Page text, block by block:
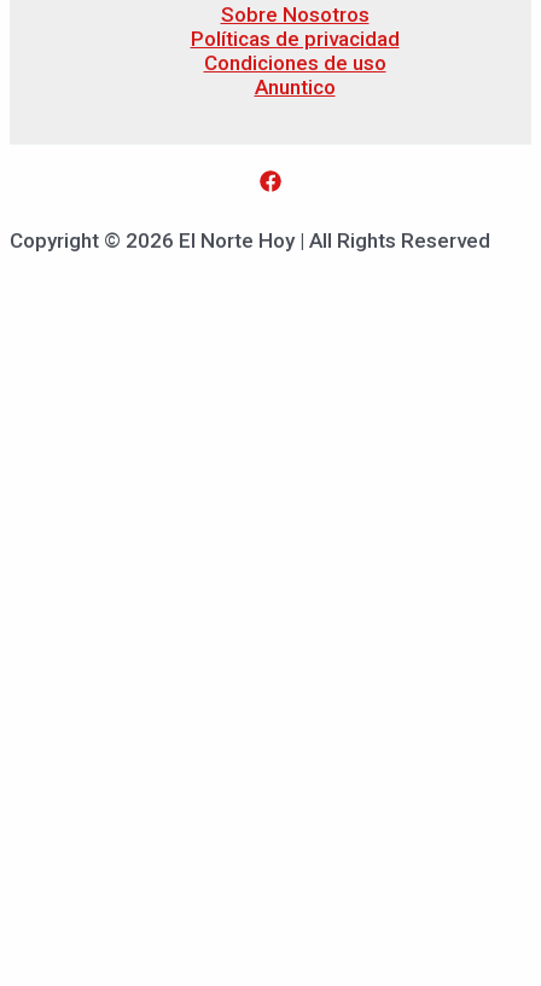
Sobre Nosotros
Políticas de privacidad
Condiciones de uso
Anuntico
Copyright © 2026 El Norte Hoy | All Rights Reserved